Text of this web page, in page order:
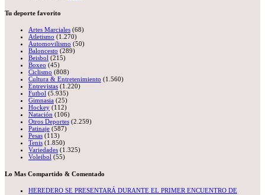
Tu deporte favorito
Artes Marciales (68)
Atletismo (1.270)
Automovilismo (50)
Baloncesto (289)
Beisbol (215)
Boxeo (45)
Ciclismo (808)
Cultura & Entretenimiento (1.560)
Entrevistas (1.220)
Futbol (5.935)
Gimnasia (25)
Hockey (112)
Natación (106)
Otros Deportes (2.259)
Patinaje (587)
Pesas (113)
Tenis (1.850)
Variedades (1.325)
Voleibol (55)
Lo Mas Compartido & Comentado
HEREDERO SE PRESENTARÁ DURANTE EL PRIMER ENCUENTRO DE